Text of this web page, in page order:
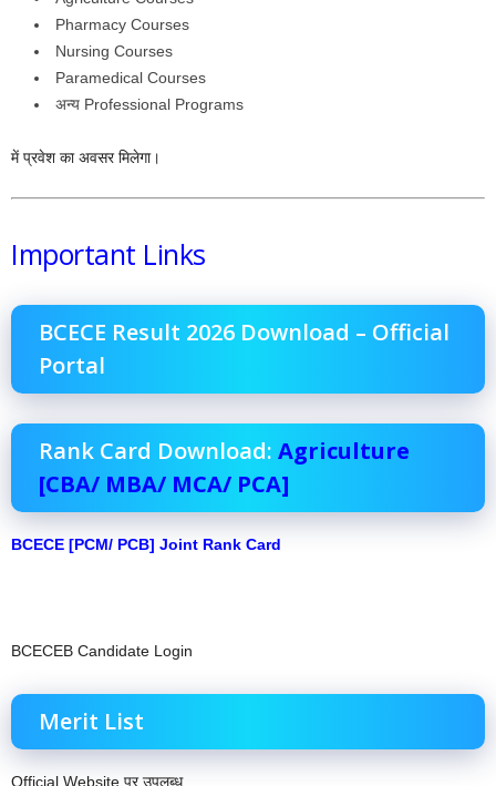
Pharmacy Courses
Nursing Courses
Paramedical Courses
अन्य Professional Programs
में प्रवेश का अवसर मिलेगा।
Important Links
BCECE Result 2026 Download – Official
Portal
Rank Card Download: Agriculture
[CBA/ MBA/ MCA/ PCA]
BCECE [PCM/ PCB] Joint Rank Card
BCECEB Candidate Login
Merit List
Official Website पर उपलब्ध